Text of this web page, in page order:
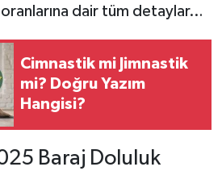
oranlarına dair tüm detaylar…
Cimnastik mi Jimnastik
mi? Doğru Yazım
Hangisi?
Baraj Doluluk